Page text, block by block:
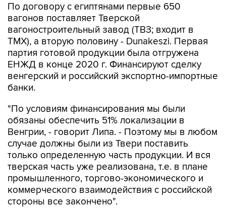
По договору с египтянами первые 650
вагонов поставляет Тверской
вагоностроительный завод (ТВЗ; входит в
ТМХ), а вторую половину - Dunakeszi. Первая
партия готовой продукции была отгружена
ЕНЖД в конце 2020 г. Финансируют сделку
венгерский и российский экспортно-импортные
банки.
"По условиям финансирования мы были
обязаны обеспечить 51% локализации в
Венгрии, - говорит Липа. - Поэтому мы в любом
случае должны были из Твери поставить
только определенную часть продукции. И вся
тверская часть уже реализована, т.е. в плане
промышленного, торгово-экономического и
коммерческого взаимодействия с российской
стороны все закончено".